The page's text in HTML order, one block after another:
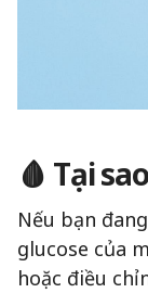
🩸 Tại
Nếu bạn
glucose của
hoặc điều